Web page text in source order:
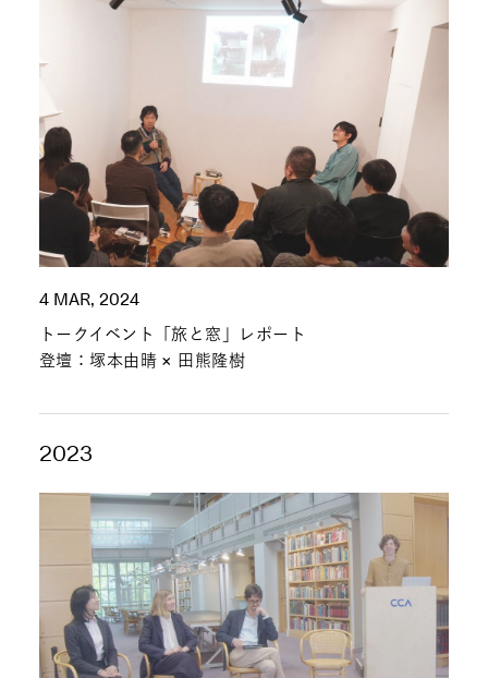
4 MAR, 2024
トークイベント「旅と窓」レポート
登壇：塚本由晴 × 田熊隆樹
2023